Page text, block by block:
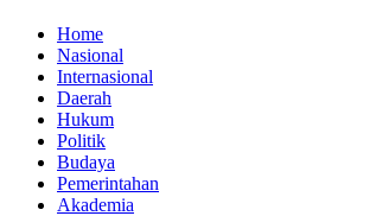
Home
Nasional
Internasional
Daerah
Hukum
Politik
Budaya
Pemerintahan
Akademia